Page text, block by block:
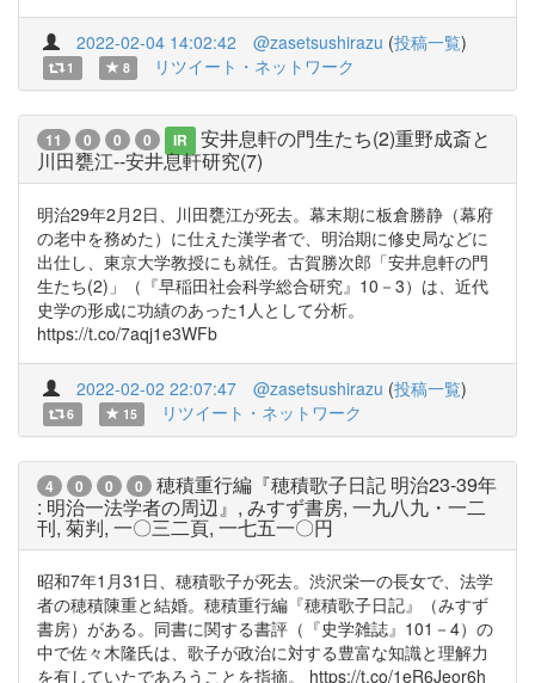
2022-02-04 14:02:42 @zasetsushirazu (投稿一覧)
1 8 リツイート・ネットワーク
11 0 0 0 IR
安井息軒の門生たち(2)重野成斎と
川田甕江--安井息軒研究(7)
明治29年2月2日、川田甕江が死去。幕末期に板倉勝静（幕府
の老中を務めた）に仕えた漢学者で、明治期に修史局などに
出仕し、東京大学教授にも就任。古賀勝次郎「安井息軒の門
生たち(2)」（『早稲田社会科学総合研究』10－3）は、近代
史学の形成に功績のあった1人として分析。
https://t.co/7aqj1e3WFb
2022-02-02 22:07:47 @zasetsushirazu (投稿一覧)
6 15 リツイート・ネットワーク
4 0 0 0
穂積重行編『穂積歌子日記 明治23-39年
: 明治一法学者の周辺』, みすず書房, 一九八九・一二
刊, 菊判, 一〇三二頁, 一七五一〇円
昭和7年1月31日、穂積歌子が死去。渋沢栄一の長女で、法学
者の穂積陳重と結婚。穂積重行編『穂積歌子日記』（みすず
書房）がある。同書に関する書評（『史学雑誌』101－4）の
中で佐々木隆氏は、歌子が政治に対する豊富な知識と理解力
を有していたであろうことを指摘。 https://t.co/1eR6Jeor6h